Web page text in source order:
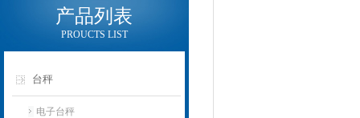
产品列表
PROUCTS LIST
台秤
电子台秤